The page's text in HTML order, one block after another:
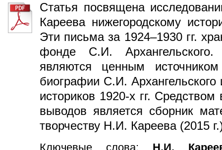
Статья посвящена
Кареева нижегородскому
Эти письма за 1924–1930 гг.
фонде С.И.
являются ценным
биографии С.И.
историков 1920-х гг.
выводов является сборник
творчеству Н.И. Кареева (2015
Ключевые слова: Н.И.